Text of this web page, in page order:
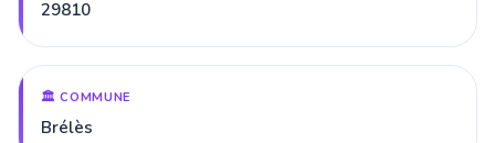
29810
🏛️ COMMUNE
Brélès